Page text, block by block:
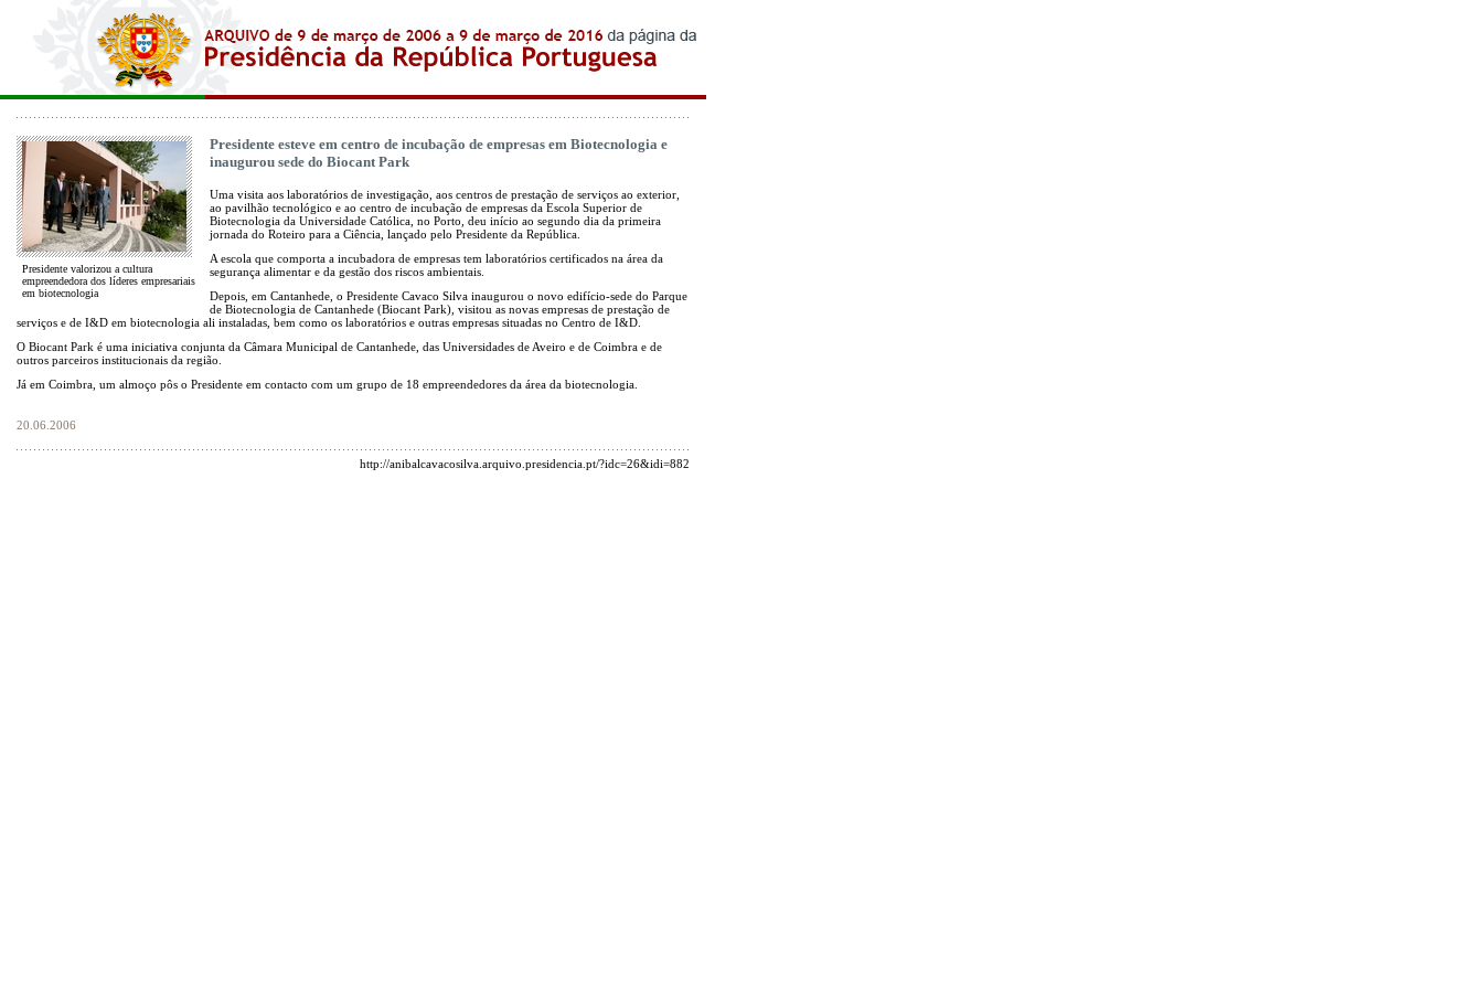
Presidente valorizou a cultura
empreendedora dos líderes empresariais
em biotecnologia
Presidente esteve em centro de incubação de empresas em Biotecnologia e
inaugurou sede do Biocant Park
Uma visita aos laboratórios de investigação, aos centros de prestação de serviços ao exterior,
ao pavilhão tecnológico e ao centro de incubação de empresas da Escola Superior de
Biotecnologia da Universidade Católica, no Porto, deu início ao segundo dia da primeira
jornada do Roteiro para a Ciência, lançado pelo Presidente da República.
A escola que comporta a incubadora de empresas tem laboratórios certificados na área da
segurança alimentar e da gestão dos riscos ambientais.
Depois, em Cantanhede, o Presidente Cavaco Silva inaugurou o novo edifício-sede do Parque
de Biotecnologia de Cantanhede (Biocant Park), visitou as novas empresas de prestação de
serviços e de I&D em biotecnologia ali instaladas, bem como os laboratórios e outras empresas situadas no Centro de I&D.
O Biocant Park é uma iniciativa conjunta da Câmara Municipal de Cantanhede, das Universidades de Aveiro e de Coimbra e de
outros parceiros institucionais da região.
Já em Coimbra, um almoço pôs o Presidente em contacto com um grupo de 18 empreendedores da área da biotecnologia.
20.06.2006
http://anibalcavacosilva.arquivo.presidencia.pt/?idc=26&idi=882